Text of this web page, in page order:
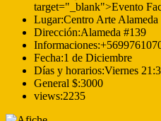
target="_blank">Evento
Lugar:Centro Arte Alameda
Dirección:Alameda #139
Informaciones:
Fecha:1 de Diciembre
Días y horarios:Viernes
General $:3000
views:2235